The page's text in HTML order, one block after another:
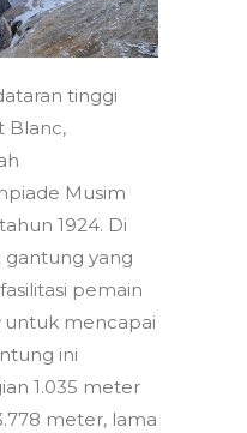
tinggi
Blanc,
Musim
1924. Di
gantung yang
pemain
untuk mencapai
ini
1.035 meter
meter, lama